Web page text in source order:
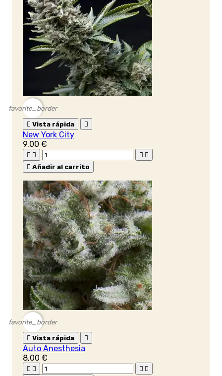
favorite_border
 Vista rápida 
New York City
9,00 €
   
 Añadir al carrito
favorite_border
 Vista rápida 
Auto Anesthesia
8,00 €
   